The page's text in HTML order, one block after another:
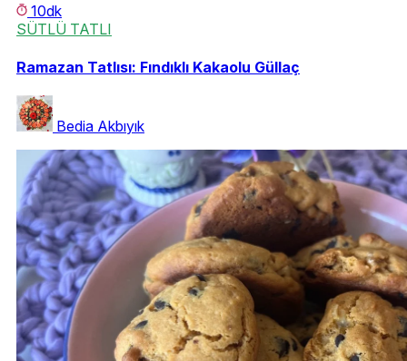
10dk
SÜTLÜ TATLI
Ramazan Tatlısı: Fındıklı Kakaolu Güllaç
Bedia Akbıyık